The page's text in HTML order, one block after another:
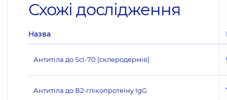
Схожі дослідження
Назва
Антитіла до Scl-70 (склеродермія)
Антитіла до В2-глікопротеїну IgG